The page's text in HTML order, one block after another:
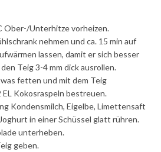
Ober-/Unterhitze vorheizen.
nehmen und ca. 15 min auf
lassen, damit er sich besser
Teig 3-4 mm dick ausrollen.
fetten und mit dem Teig
Kokosraspeln bestreuen.
Kondensmilch, Eigelbe, Limettensaft
in einer Schüssel glatt rühren.
unterheben.
geben.